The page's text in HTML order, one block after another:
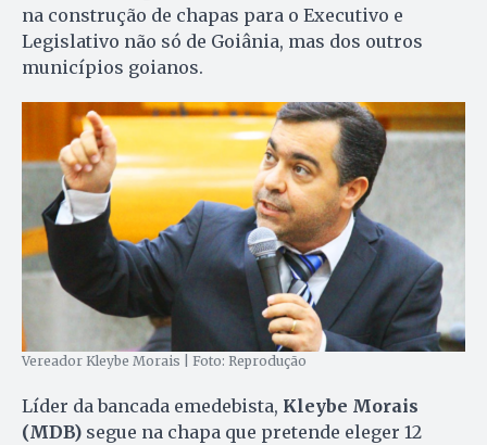
na construção de chapas para o Executivo e
Legislativo não só de Goiânia, mas dos outros
municípios goianos.
Vereador Kleybe Morais | Foto: Reprodução
Líder da bancada emedebista, Kleybe Morais
(MDB) segue na chapa que pretende eleger 12